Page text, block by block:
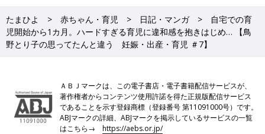
たまひよ 赤ちゃん・育児 日記・マンガ
自宅での育
児開始から1カ月。ハードすぎる育児に違和感を抱きはじめ… 【鳥
野とり子の思ってたんと違う 妊娠・出産・育児 ＃7】
ＡＢＪマークは、この電子書店・電子書籍配信サービスが、
著作権者からコンテンツ使用許諾を得た正規版配信サービス
であることを示す登録商標（登録番号 第11091000号）です。
ABJマークの詳細、ABJマークを掲示しているサービスの一覧
はこちら→https://aebs.or.jp/